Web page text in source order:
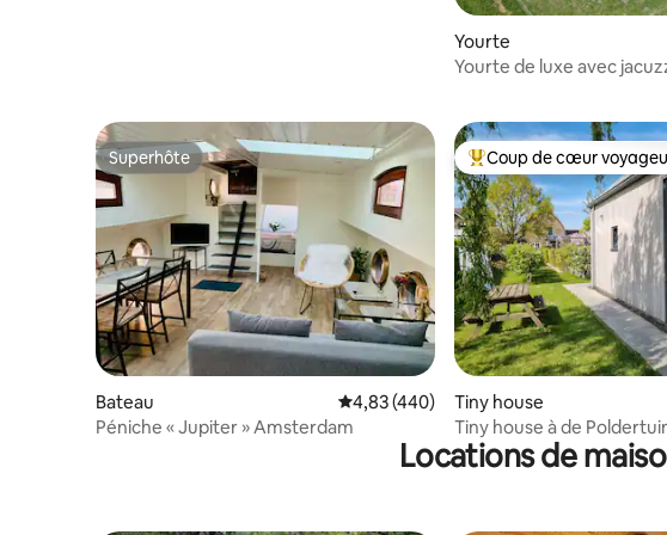
Yourte
Yourte de luxe avec
Superhôte
Superhôte
Bateau Évaluation moyenne sur la base de 440
4,83 (440)
Péniche « Jupiter » Amsterdam
Coups de cœur
Coup de cœur
Tiny house
Tiny house à de
Locations de